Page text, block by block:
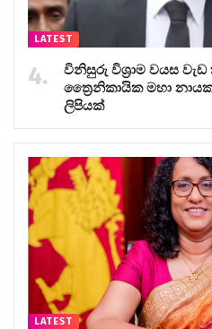
LATEST
විනිසුරු විශ්‍රාම වයස
ත්‍රෛනිකායික මහා
ලිපියක්
LATEST